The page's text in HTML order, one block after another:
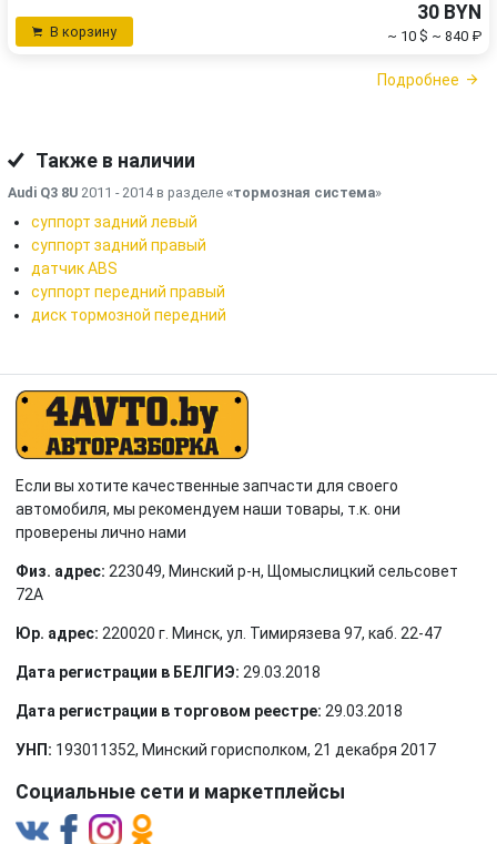
В корзину
30 BYN
~ 10 $ ~ 840 ₽
Подробнее
Также в наличии
Audi Q3 8U 2011 - 2014 в разделе «тормозная система»
суппорт задний левый
суппорт задний правый
датчик ABS
суппорт передний правый
диск тормозной передний
Если вы хотите качественные запчасти для своего
автомобиля, мы рекомендуем наши товары, т.к. они
проверены лично нами
Физ. адрес: 223049, Минский р-н, Щомыслицкий сельсовет
72А
Юр. адрес: 220020 г. Минск, ул. Тимирязева 97, каб. 22-47
Дата регистрации в БЕЛГИЭ: 29.03.2018
Дата регистрации в торговом реестре: 29.03.2018
УНП: 193011352, Минский горисполком, 21 декабря 2017
Социальные сети и маркетплейсы